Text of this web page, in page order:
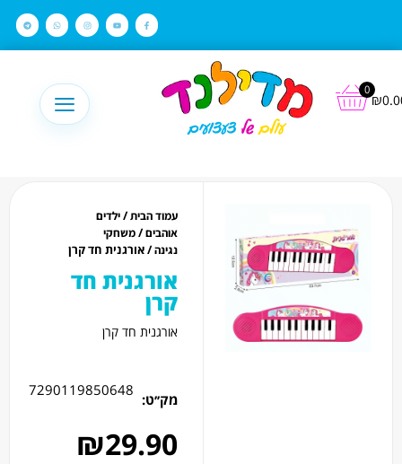
₪
0
עמוד הבית/ילדים
אוהבים/משחקי
נגינה/ אורגנית חד קרן
אורגנית חד
קרן
אורגנית חד קרן
מק׳׳ט:
7290119850648
₪29.90